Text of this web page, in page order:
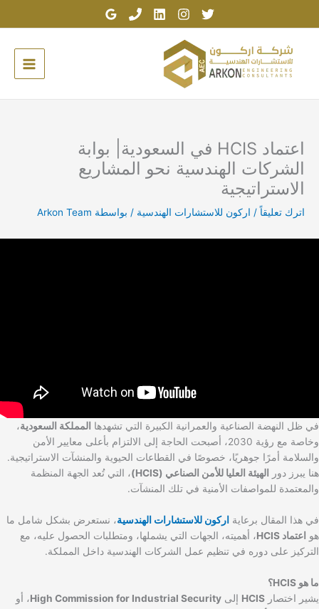
اعتماد HCIS في السعودية| بوابة
الشركات الهندسية نحو المشاريع
الاستراتيجية
اترك تعليقاً / اركون للاستشارات الهندسية / بواسطة Arkon Team
في ظل النهضة الصناعية والعمرانية الكبيرة التي تشهدها المملكة السعودية،
وخاصة مع رؤية 2030، أصبحت الحاجة إلى الالتزام بأعلى معايير الأمن
والسلامة أمرًا جوهريًا، خصوصًا في القطاعات الحيوية والمنشآت الاستراتيجية.
هنا يبرز دور
الهيئة العليا للأمن الصناعي (HCIS)
، التي تُعد الجهة المنظمة
والمعتمدة للمواصفات الأمنية في تلك المنشآت.
في هذا المقال برعاية اركون للاستشارات الهندسية، نستعرض بشكل شامل ما
هو اعتماد HCIS
، أهميته، الجهات التي يشملها، ومتطلبات الحصول عليه، مع
التركيز على دوره في تنظيم عمل الشركات الهندسية داخل المملكة.
ما هو HCIS؟
يشير اختصار HCIS إلى High Commission for Industrial Security، أو